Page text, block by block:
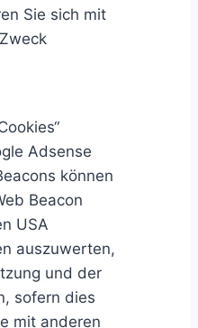
Sie sich mit
Adsense
können
Beacon
USA
auszuwerten,
und der
sofern dies
mit anderen